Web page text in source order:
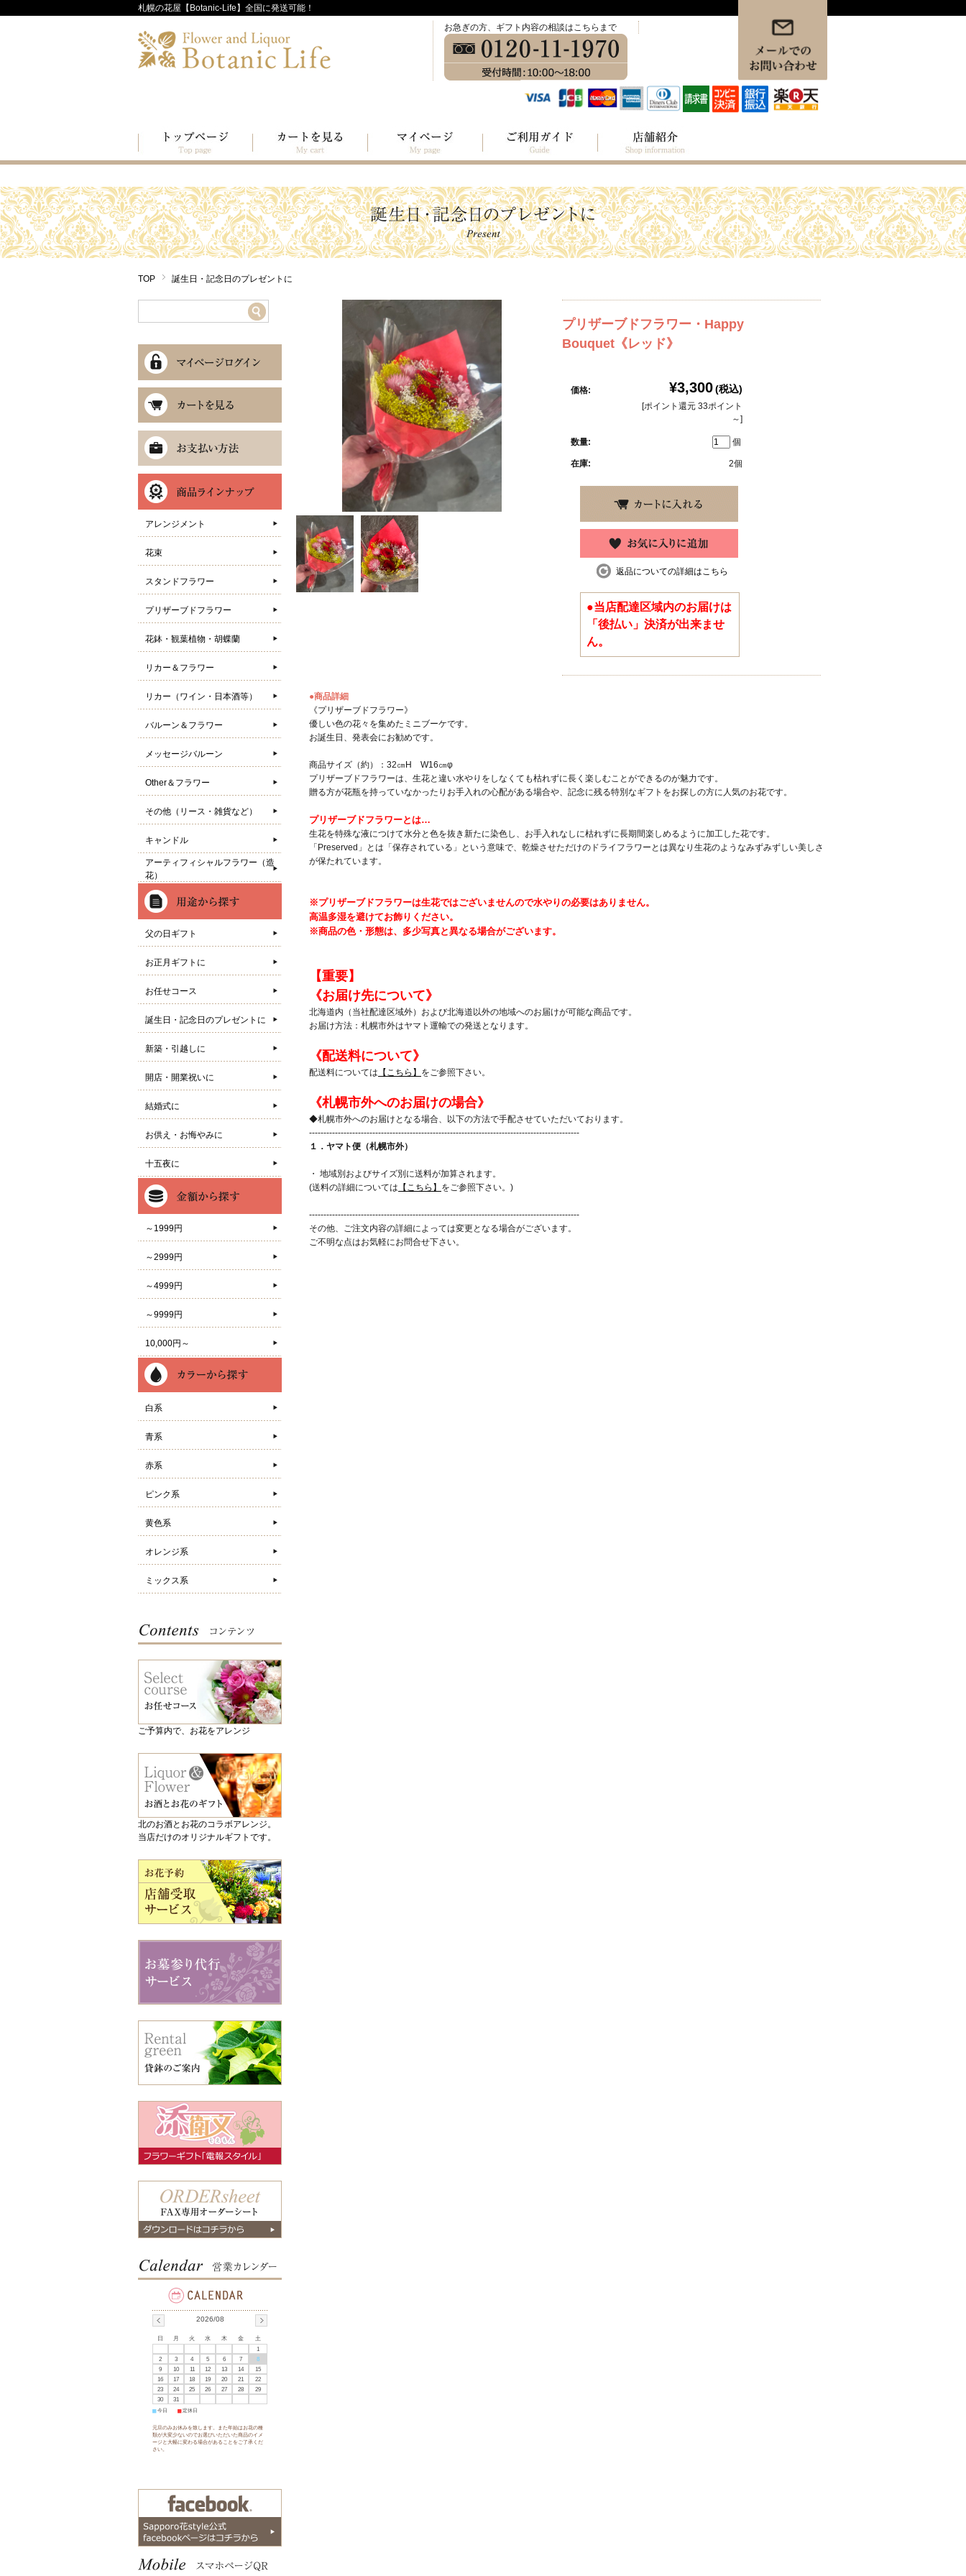
札幌の花屋【Botanic-Life】全国に発送可能！
お急ぎの方、ギフト内容の相談はこちらまで
TOP 誕生日・記念日のプレゼントに
プリザーブドフラワー・Happy
Bouquet《レッド》
価格: ¥3,300(税込)
[ポイント還元 33ポイント
～]
数量: 個
在庫: 2個
返品についての詳細はこちら
●当店配達区域内のお届けは
「後払い」決済が出来ませ
ん。
●商品詳細
《プリザーブドフラワー》
優しい色の花々を集めたミニブーケです。
お誕生日、発表会にお勧めです。
商品サイズ（約）：32㎝H W16㎝φ
プリザーブドフラワーは、生花と違い水やりをしなくても枯れずに長く楽しむことができるのが魅力です。
贈る方が花瓶を持っていなかったりお手入れの心配がある場合や、記念に残る特別なギフトをお探しの方に人気のお花です。
プリザーブドフラワーとは…
生花を特殊な液につけて水分と色を抜き新たに染色し、お手入れなしに枯れずに長期間楽しめるように加工した花です。
「Preserved」とは「保存されている」という意味で、乾燥させただけのドライフラワーとは異なり生花のようなみずみずしい美しさ
が保たれています。
※プリザーブドフラワーは生花ではございませんので水やりの必要はありません。
高温多湿を避けてお飾りください。
※商品の色・形態は、多少写真と異なる場合がございます。
【重要】
《お届け先について》
北海道内（当社配達区域外）および北海道以外の地域へのお届けが可能な商品です。
お届け方法：札幌市外はヤマト運輸での発送となります。
《配送料について》
配送料については 【こちら】 をご参照下さい。
《札幌市外へのお届けの場合》
◆札幌市外へのお届けとなる場合、以下の方法で手配させていただいております。
----------------------------------------------------------------------------------------------
１．ヤマト便（札幌市外）
・ 地域別およびサイズ別に送料が加算されます。
(送料の詳細については 【こちら】 をご参照下さい。)
----------------------------------------------------------------------------------------------
その他、ご注文内容の詳細によっては変更となる場合がございます。
ご不明な点はお気軽にお問合せ下さい。
アレンジメント
花束
スタンドフラワー
プリザーブドフラワー
花鉢・観葉植物・胡蝶蘭
リカー＆フラワー
リカー（ワイン・日本酒等）
バルーン＆フラワー
メッセージバルーン
Other＆フラワー
その他（リース・雑貨など）
キャンドル
アーティフィシャルフラワー（造
花）
父の日ギフト
お正月ギフトに
お任せコース
誕生日・記念日のプレゼントに
新築・引越しに
開店・開業祝いに
結婚式に
お供え・お悔やみに
十五夜に
～1999円
～2999円
～4999円
～9999円
10,000円～
白系
青系
赤系
ピンク系
黄色系
オレンジ系
ミックス系
ご予算内で、お花をアレンジ
北のお酒とお花のコラボアレンジ。
当店だけのオリジナルギフトです。
2026/08
日 月 火 水 木 金
土
1
2
3 4 5 6 7
8
9
10 11 12 13 14
15
16
17 18 19 20 21
22
23
24 25 26 27 28
29
30
31
■ 今日 ■ 定休日
元旦のみお休みを致します。また年始はお花の種
類が大変少ないのでお選びいただいた商品のイメ
ージと大幅に変わる場合があることをご了承くだ
さい。